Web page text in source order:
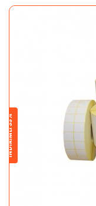
İNDİRİMLİ 33%